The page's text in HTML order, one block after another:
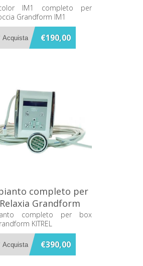
IM1
IM1 completo per
Grandform IM1
€190,00
completo per
Grandform
KITREL
completo per box
KITREL
€390,00